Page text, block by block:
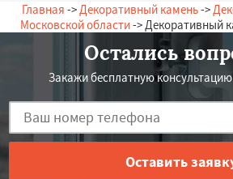
Главная -> Декоративный камень->
Московской области-> Декоративный
Остались
Закажи бесплатную